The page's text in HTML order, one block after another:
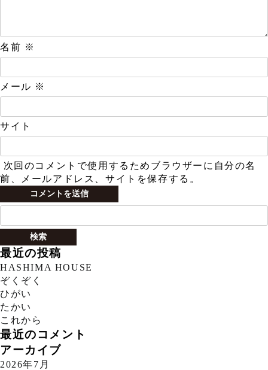
名前 ※
メール ※
サイト
次回のコメントで使用するためブラウザーに自分の名
前、メールアドレス、サイトを保存する。
検
最近の投稿
HASHIMA HOUSE
ぞくぞく
ひがい
たかい
これから
最近のコメント
アーカイブ
2026年7月